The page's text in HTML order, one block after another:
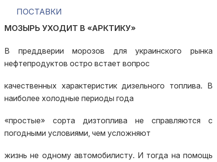
ПОСТАВКИ
МОЗЫРЬ УХОДИТ В «АРКТИКУ»
В преддверии морозов для украинского рынка
нефтепродуктов остро встает вопрос
качественных характеристик дизельного топлива. В
наиболее холодные периоды года
«простые» сорта дизтоплива не справляются с
погодными условиями, чем усложняют
жизнь не одному автомобилисту. И тогда на помощь